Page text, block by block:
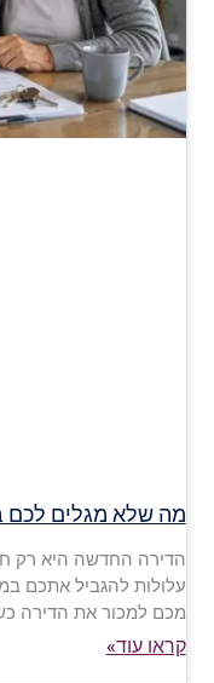
מה שלא מגלים לכם
הדירה החדשה היא רק
עלולות להגביל אתכם
מכם למכור את הדירה
קראו עוד»